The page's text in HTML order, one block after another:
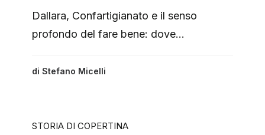
Dallara, Confartigianato e il senso
profondo del fare bene: dove…
di Stefano Micelli
STORIA DI COPERTINA